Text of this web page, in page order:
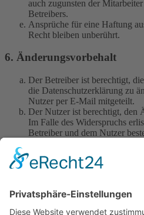
auch zugunsten der
Betreibers.
Ansprüche für eine Haftung
Recht bleiben unberührt.
6. Änderungsvorbehalt
Der Betreiber ist berechtigt,
die Datenschutzerklärung zu
Nutzer per E-Mail mitgeteilt.
Der Nutzer ist berechtigt, den
Im Falle des Widerspruchs
Betreiber und dem Nutzer
Die Änderungen gelten als
der Nutzer den Änderungen
sind in der Datenschutzerklärung